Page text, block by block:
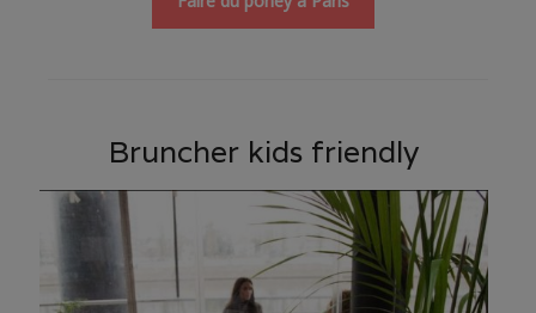
Bruncher kids friendly